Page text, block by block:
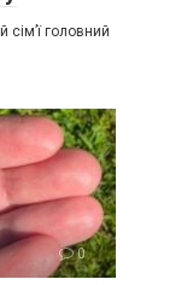
головний
0